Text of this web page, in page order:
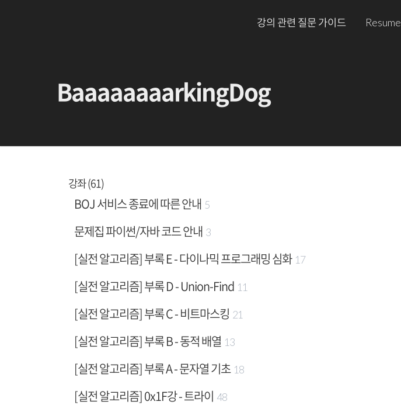
강의 관련 질문 가이드 Resume
BaaaaaaaarkingDog
강좌 (61)
BOJ 서비스 종료에 따른 안내 5
문제집 파이썬/자바 코드 안내 3
[실전 알고리즘] 부록 E - 다이나믹 프로그래밍 심화 17
[실전 알고리즘] 부록 D - Union-Find 11
[실전 알고리즘] 부록 C - 비트마스킹 21
[실전 알고리즘] 부록 B - 동적 배열 13
[실전 알고리즘] 부록 A - 문자열 기초 18
[실전 알고리즘] 0x1F강 - 트라이 48